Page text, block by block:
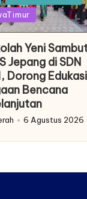
Yeni
Jepang di SDN
Dorong Edukasi
Bencana
6 Agustus 2026